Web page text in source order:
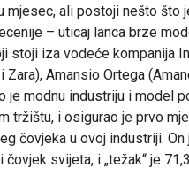
mjesec, ali postoji nešto što
– uticaj lanca brze
stoji iza vodeće kompanija
Zara), Amansio Ortega
je modnu industriju i model
tržištu, i osigurao je prvo
čovjeka u ovoj industriji.
čovjek svijeta, i „težak“ je